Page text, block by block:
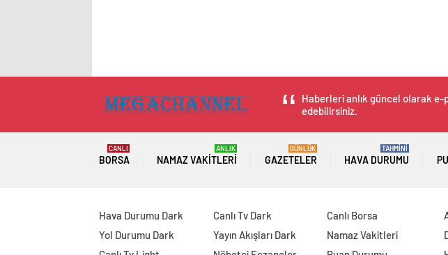
Haberleri anlık güncel olarak
edebilirsiniz.
BORSA
CANLI
NAMAZ VAKITLERI
ANLIK
GAZETELER
GÜNLÜK
HAVA DURUMU
TAHMİNİ
Hava Durumu Dark
Yol Durumu Dark
Canlı Tv Dark
Yayın Akışları Dark
Canlı Borsa
Namaz Vakitleri